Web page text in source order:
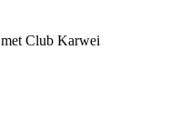
Club Karwei